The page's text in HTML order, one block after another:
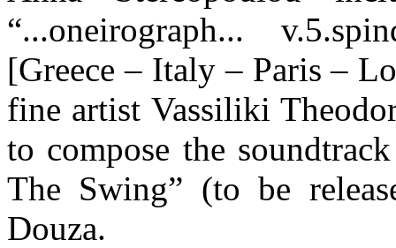
“...oneirograph...
[Greece – Italy – Paris –
fine artist Vassiliki
to compose the
The Swing” (to be
Douza.